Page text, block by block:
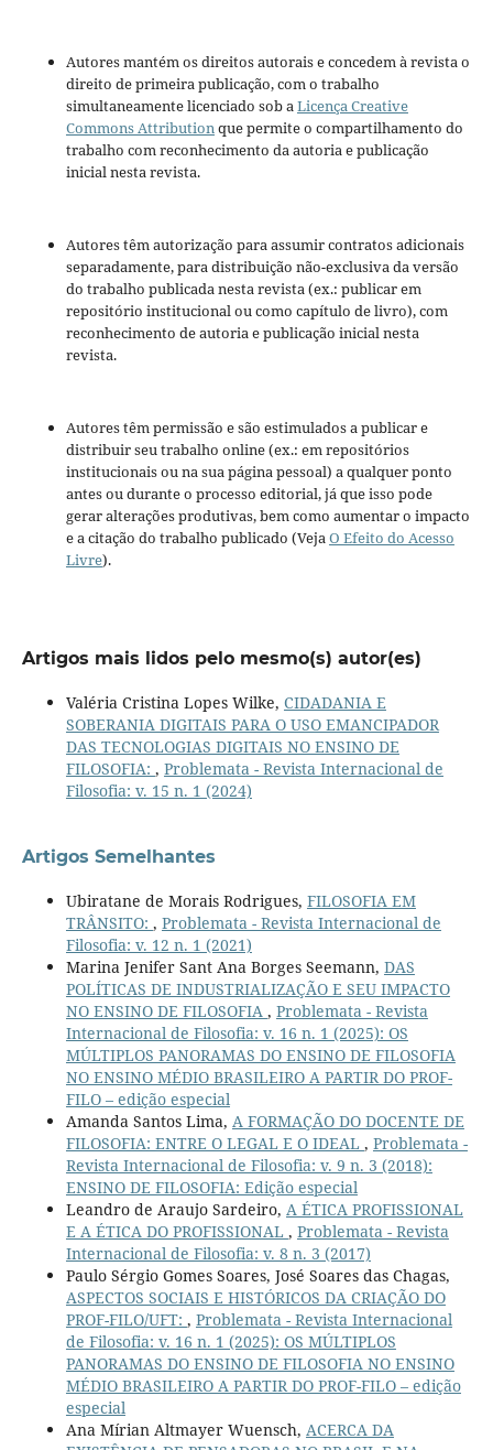
Autores mantém os direitos autorais e concedem à revista o
direito de primeira publicação, com o trabalho
simultaneamente licenciado sob aLicença Creative
Commons Attributionque permite o compartilhamento do
trabalho com reconhecimento da autoria e publicação
inicial nesta revista.
Autores têm autorização para assumir contratos adicionais
separadamente, para distribuição não-exclusiva da versão
do trabalho publicada nesta revista (ex.: publicar em
repositório institucional ou como capítulo de livro), com
reconhecimento de autoria e publicação inicial nesta
revista.
Autores têm permissão e são estimulados a publicar e
distribuir seu trabalho online (ex.: em repositórios
institucionais ou na sua página pessoal) a qualquer ponto
antes ou durante o processo editorial, já que isso pode
gerar alterações produtivas, bem como aumentar o impacto
e a citação do trabalho publicado (VejaO Efeito do Acesso
Livre).
Artigos mais lidos pelo mesmo(s) autor(es)
Valéria Cristina Lopes Wilke, CIDADANIA E
SOBERANIA DIGITAIS PARA O USO EMANCIPADOR
DAS TECNOLOGIAS DIGITAIS NO ENSINO DE
FILOSOFIA: , Problemata - Revista Internacional de
Filosofia: v. 15 n. 1 (2024)
Artigos Semelhantes
Ubiratane de Morais Rodrigues, FILOSOFIA EM
TRÂNSITO: , Problemata - Revista Internacional de
Filosofia: v. 12 n. 1 (2021)
Marina Jenifer Sant Ana Borges Seemann, DAS
POLÍTICAS DE INDUSTRIALIZAÇÃO E SEU IMPACTO
NO ENSINO DE FILOSOFIA , Problemata - Revista
Internacional de Filosofia: v. 16 n. 1 (2025): OS
MÚLTIPLOS PANORAMAS DO ENSINO DE FILOSOFIA
NO ENSINO MÉDIO BRASILEIRO A PARTIR DO PROF-
FILO – edição especial
Amanda Santos Lima, A FORMAÇÃO DO DOCENTE DE
FILOSOFIA: ENTRE O LEGAL E O IDEAL , Problemata -
Revista Internacional de Filosofia: v. 9 n. 3 (2018):
ENSINO DE FILOSOFIA: Edição especial
Leandro de Araujo Sardeiro, A ÉTICA PROFISSIONAL
E A ÉTICA DO PROFISSIONAL , Problemata - Revista
Internacional de Filosofia: v. 8 n. 3 (2017)
Paulo Sérgio Gomes Soares, José Soares das Chagas,
ASPECTOS SOCIAIS E HISTÓRICOS DA CRIAÇÃO DO
PROF-FILO/UFT: , Problemata - Revista Internacional
de Filosofia: v. 16 n. 1 (2025): OS MÚLTIPLOS
PANORAMAS DO ENSINO DE FILOSOFIA NO ENSINO
MÉDIO BRASILEIRO A PARTIR DO PROF-FILO – edição
especial
Ana Mírian Altmayer Wuensch, ACERCA DA